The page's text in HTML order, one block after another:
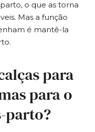
o que as torna
Mas a função
é mantê-la
para
para o
parto?